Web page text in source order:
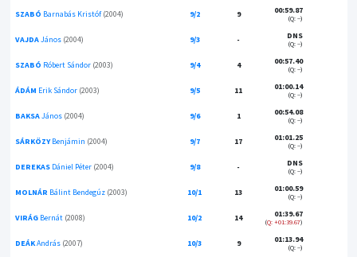
SZABÓ Barnabás Kristóf(2004) 9/2 9 00:59.87
(Q: --)
VAJDAJános (2004) 9/3 - DNS
(Q: --)
SZABÓ Róbert Sándor(2003) 9/4 4 00:57.40
(Q: --)
ÁDÁM Erik Sándor(2003) 9/5 11 01:00.14
(Q: --)
BAKSAJános (2004) 9/6 1 00:54.08
(Q: --)
SÁRKÖZYBenjámin (2004) 9/7 17 01:01.25
(Q: --)
DEREKASDániel Péter(2004) 9/8 - DNS
(Q: --)
MOLNÁR Bálint Bendegúz(2003) 10/1 13 01:00.59
(Q: --)
VIRÁGBernát (2008) 10/2 14 01:39.67
Q: +01:39.67
DEÁKAndrás (2007) 10/3 9 01:13.94
(Q: --)